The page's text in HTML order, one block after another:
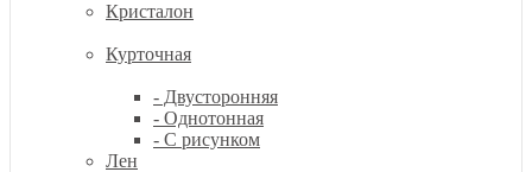
Кристалон
Курточная
- Двусторонняя
- Однотонная
- С рисунком
Лен